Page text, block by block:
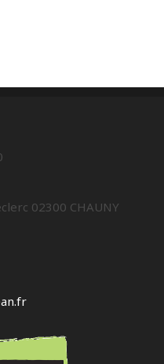
02300 CHAUNY